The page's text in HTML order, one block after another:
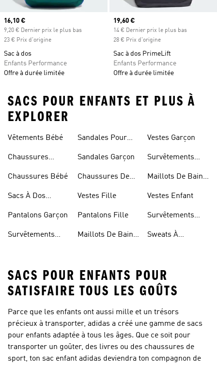
Prix actuel
16,10 €
9,20 € Dernier prix le plus bas
23 € Prix d'origine
Sac à dos
Enfants Performance
Offre à durée limitée
Prix actuel
19,60 €
14 € Dernier prix le plus bas
28 € Prix d'origine
Sac à dos PrimeLift
Enfants Performance
Offre à durée limitée
SACS POUR ENFANTS ET PLUS À
EXPLORER
Vêtements Bébé
Chaussures
Chaussures Bébé
Sacs À Dos
Pantalons Garçon
Survêtements
Sandales Pour
Sandales Garçon
Chaussures De
Vestes Fille
Pantalons Fille
Maillots De Bain
Vestes Garçon
Survêtements
Maillots De Bain
Vestes Enfant
Survêtements
Sweats À
SACS POUR ENFANTS POUR
SATISFAIRE TOUS LES GOÛTS
Parce que les enfants ont aussi mille et un trésors
précieux à transporter, adidas a créé une gamme de sacs
pour enfants adaptée à tous les âges. Que ce soit pour
transporter un goûter, des livres ou des chaussures de
sport, ton sac enfant adidas deviendra ton compagnon de